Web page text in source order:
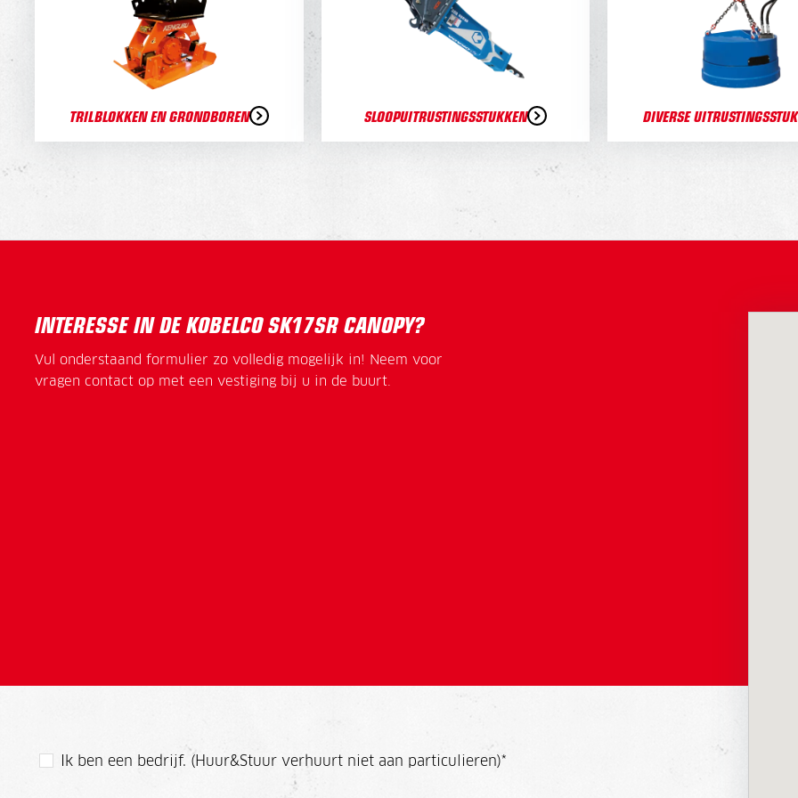
TRILBLOKKEN EN GRONDBOREN SLOOPUITRUSTINGSSTUKKEN DIVERSE
INTERESSE IN DE KOBELCO SK17SR CANOPY?
Vul onderstaand formulier zo volledig mogelijk in! Neem voor
vragen contact op met een vestiging bij u in de buurt.
Ik ben een bedrijf. (Huur&Stuur verhuurt niet aan particulieren)*